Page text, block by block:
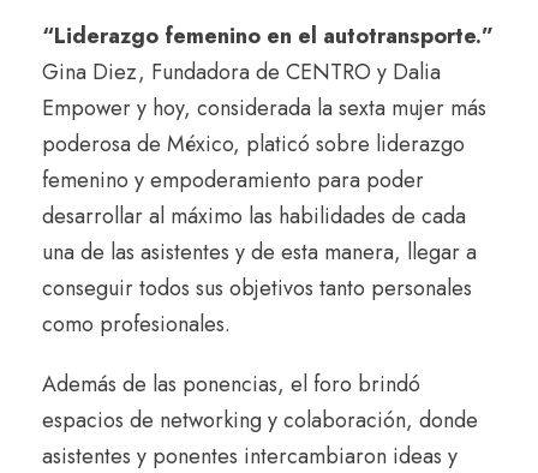
“Liderazgo femenino en el autotransporte.”
Gina Diez, Fundadora de CENTRO y Dalia
Empower y hoy, considerada la sexta mujer más
poderosa de México, platicó sobre liderazgo
femenino y empoderamiento para poder
desarrollar al máximo las habilidades de cada
una de las asistentes y de esta manera, llegar a
conseguir todos sus objetivos tanto personales
como profesionales.
Además de las ponencias, el foro brindó
espacios de networking y colaboración, donde
asistentes y ponentes intercambiaron ideas y